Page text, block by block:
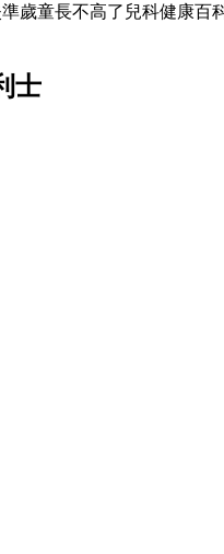
歲童長不高了兒科健康百
士